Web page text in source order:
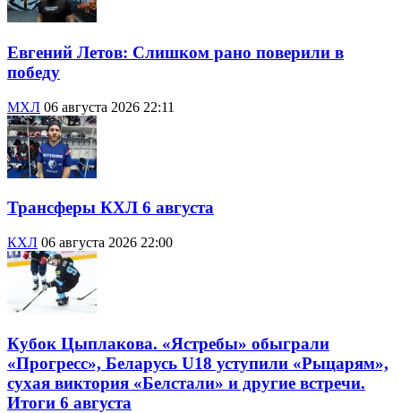
Евгений Летов: Слишком рано поверили в
победу
МХЛ 06 августа 2026 22:11
Трансферы КХЛ 6 августа
КХЛ 06 августа 2026 22:00
Кубок Цыплакова. «Ястребы» обыграли
«Прогресс», Беларусь U18 уступили «Рыцарям»,
сухая виктория «Белстали» и другие встречи.
Итоги 6 августа